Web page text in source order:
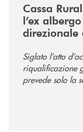
Cassa
l’ex
direzionale
Siglato l’atto
riqualificazione
prevede solo la